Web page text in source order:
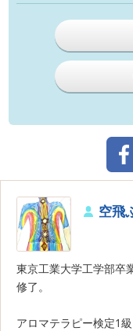
空飛
東京工業大学工学部卒
修了。
アロマテラピー検定1級